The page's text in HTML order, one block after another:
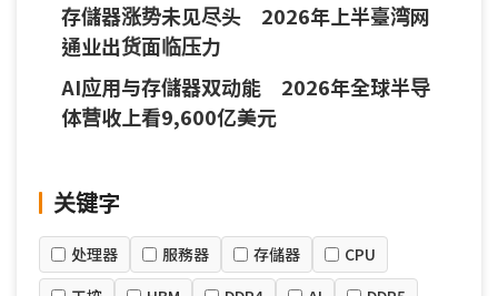
存儲器涨势未见尽头 2026年上半臺湾网
通业出货面临压力
AI应用与存儲器双动能 2026年全球半导
体营收上看9,600亿美元
关键字
处理器 服務器 存儲器
CPU